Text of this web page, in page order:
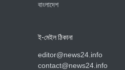
বাংলাদেশ
ই-মেইল ঠিকানা
editor@news24.info
contact@news24.info